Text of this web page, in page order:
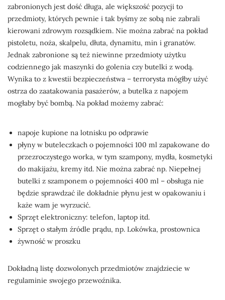
zabronionych jest dość długa, ale większość pozycji to
przedmioty, których pewnie i tak byśmy ze sobą nie zabrali
kierowani zdrowym rozsądkiem. Nie można zabrać na pokład
pistoletu, noża, skalpelu, dłuta, dynamitu, min i granatów.
Jednak zabronione są też niewinne przedmioty użytku
codziennego jak maszynki do golenia czy butelki z wodą.
Wynika to z kwestii bezpieczeństwa – terrorysta mógłby użyć
ostrza do zaatakowania pasażerów, a butelka z napojem
mogłaby być bombą. Na pokład możemy zabrać:
napoje kupione na lotnisku po odprawie
płyny w buteleczkach o pojemności 100 ml zapakowane do
przezroczystego worka, w tym szampony, mydła, kosmetyki
do makijażu, kremy itd. Nie można zabrać np. Niepełnej
butelki z szamponem o pojemności 400 ml – obsługa nie
będzie sprawdzać ile dokładnie płynu jest w opakowaniu i
każe wam je wyrzucić.
Sprzęt elektroniczny: telefon, laptop itd.
Sprzęt o stałym źródle prądu, np. Lokówka, prostownica
żywność w proszku
Dokładną listę dozwolonych przedmiotów znajdziecie w
regulaminie swojego przewoźnika.